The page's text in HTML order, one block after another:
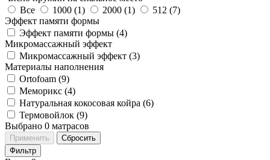
Все
1000 (1) 2000 (1) 512 (7)
Эффект памяти формы
Эффект памяти формы (4)
Микромассажный эффект
Микромассажный эффект (3)
Материалы наполнения
Ortofoam (9)
Меморикс (4)
Натуральная кокосовая койра (6)
Термовойлок (9)
Выбрано 0 матрасов
Применить
Сбросить
Фильтр